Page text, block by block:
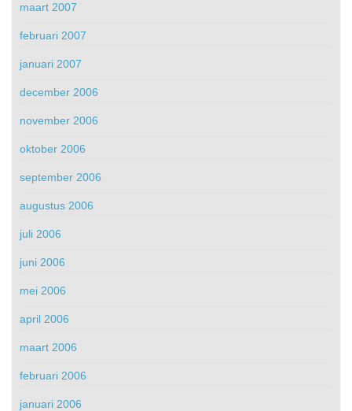
maart 2007
februari 2007
januari 2007
december 2006
november 2006
oktober 2006
september 2006
augustus 2006
juli 2006
juni 2006
mei 2006
april 2006
maart 2006
februari 2006
januari 2006